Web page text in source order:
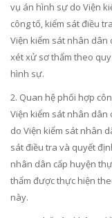
vụ án hình sự do Viện
công tố, kiểm sát điều tr
Viện kiểm sát nhân dân
xét xử sơ thẩm theo
hình sự.
2. Quan hệ phối hợp
Viện kiểm sát nhân dân
do Viện kiểm sát nhân
sát điều tra và quyết
nhân dân cấp huyện
thẩm được thực hiện
này.